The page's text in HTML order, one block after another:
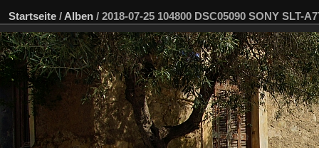
Startseite / Alben / 2018-07-25 104800 DSC05090 SONY SLT-